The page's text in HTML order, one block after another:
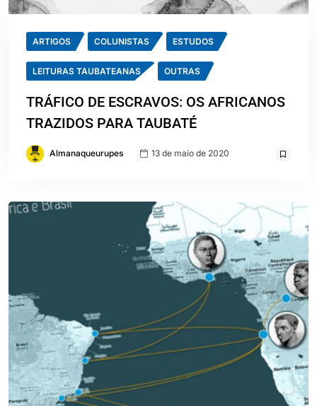
ARTIGOS COLUNISTAS ESTUDOS
LEITURAS TAUBATEANAS OUTRAS
TRÁFICO DE ESCRAVOS: OS AFRICANOS
TRAZIDOS PARA TAUBATÉ
Almanaqueurupes 13 de maio de 2020